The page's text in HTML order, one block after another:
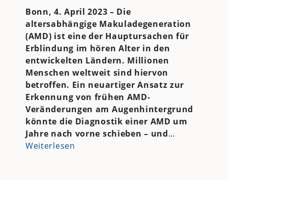
Bonn, 4. April 2023 – Die
altersabhängige Makuladegeneration
(AMD) ist eine der Hauptursachen für
Erblindung im hören Alter in den
entwickelten Ländern. Millionen
Menschen weltweit sind hiervon
betroffen. Ein neuartiger Ansatz zur
Erkennung von frühen AMD-
Veränderungen am Augenhintergrund
könnte die Diagnostik einer AMD um
Jahre nach vorne schieben – und…
Weiterlesen